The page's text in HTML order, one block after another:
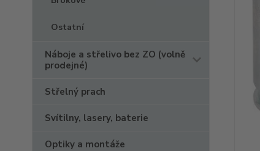
Ostatní
Náboje a střelivo bez ZO (volně
prodejné)
Střelný prach
Svítilny, lasery, baterie
Optiky a montáže